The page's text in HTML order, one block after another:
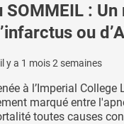
SOMMEIL :
ou
y a 1 mois 2 semaines
à l’Imperial
marqué entre
toutes causes